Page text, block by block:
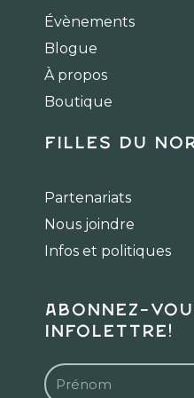
Évènements
Blogue
À propos
Boutique
Filles du
Partenariats
Nous joindre
Infos et politiques
Abonnez-
infolettre!